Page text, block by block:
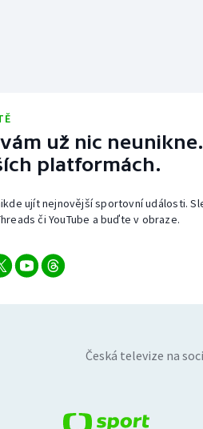
už nic
platformách.
ujít nejnovější sportovní události.
či YouTube a buďte v obraze.
Česká televize na